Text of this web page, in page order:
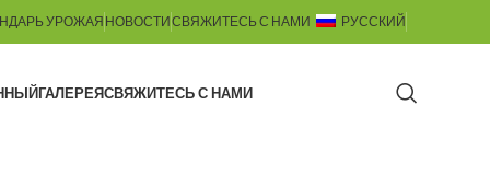
УРОЖАЯНОВОСТИСВЯЖИТЕСЬ С НАМИ РУССКИЙ
ГАЛЕРЕЯСВЯЖИТЕСЬ С НАМИ